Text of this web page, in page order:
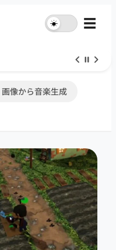
☀︎ ☰
画像から音楽生成